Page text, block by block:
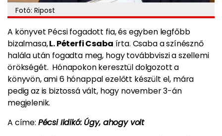
Fotó: Ripost
A könyvet Pécsi fogadott fia, és egyben legfőbb
bizalmasa,L. Péterfi Csaba írta. Csaba a színésznő
halála után fogadta meg, hogy továbbviszi a szellemi
örökségét. Hónapokon keresztül dolgozott a
könyvön, ami 6 hónappal ezelőtt készült el, mára
pedig az is biztossá vált, hogy november 3-án
megjelenik.
A címe: Pécsi Ildikó: Úgy, ahogy volt